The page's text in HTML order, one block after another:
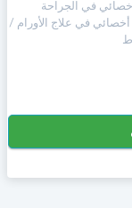
في الجراحة
أخصائي في علاج الأورام /